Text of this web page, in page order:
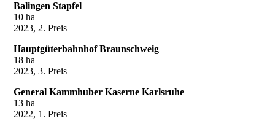
Balingen Stapfel
10 ha
2023, 2. Preis
Hauptgüterbahnhof Braunschweig
18 ha
2023, 3. Preis
General Kammhuber Kaserne Karlsruhe
13 ha
2022, 1. Preis